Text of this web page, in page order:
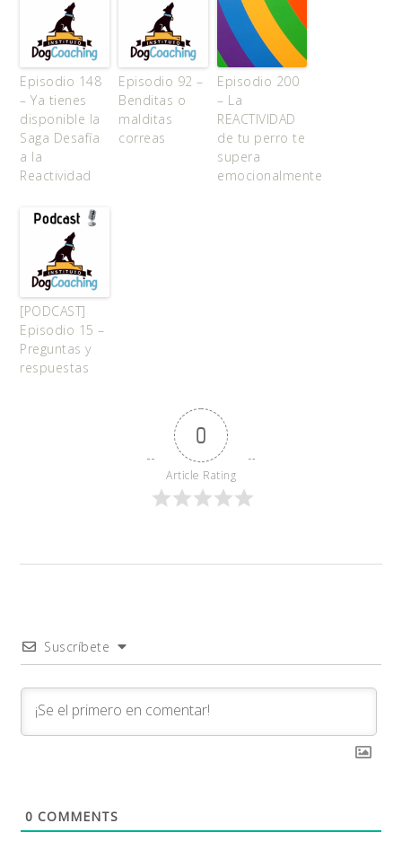
Episodio 148
– Ya tienes
disponible la
Saga Desafía
a la
Reactividad
Episodio 92 –
Benditas o
malditas
correas
Episodio 200
– La
REACTIVIDAD
de tu perro te
supera
emocionalmente
[PODCAST]
Episodio 15 –
Preguntas y
respuestas
0
Article Rating
Suscríbete
0 COMMENTS